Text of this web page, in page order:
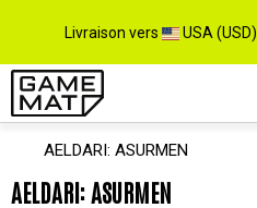
Livraison vers USA (USD)
AELDARI: ASURMEN
AELDARI: ASURMEN